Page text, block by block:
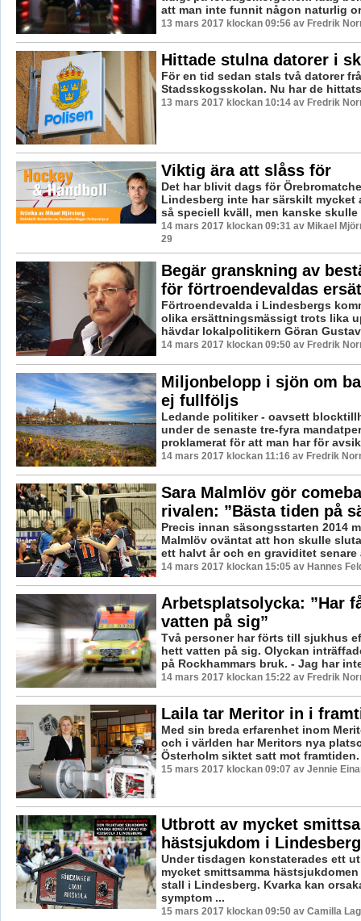
att man inte funnit någon naturlig
13 mars 2017 klockan 09:56 av Fredrik
Hittade stulna datorer i
För en tid sedan stals två datorer
Stadsskogsskolan. Nu har de
13 mars 2017 klockan 10:14 av Fredrik
Viktig ära att slåss för
Det har blivit dags för
Lindesberg inte har särskilt mycket
så speciell kväll, men kanske skulle
14 mars 2017 klockan 09:31 av Mikael
29
Begär granskning av
för förtroendevaldas
Förtroendevalda i Lindesbergs
olika ersättningsmässigt trots lika
hävdar lokalpolitikern Göran
14 mars 2017 klockan 09:50 av Fredrik
Miljonbelopp i sjön om
ej fullföljs
Ledande politiker - oavsett
under de senaste tre-fyra
proklamerat för att man har för
14 mars 2017 klockan 11:16 av Fredrik
Sara Malmlöv gör
rivalen: ”Bästa tiden på
Precis innan säsongsstarten 2014
Malmlöv oväntat att hon skulle
ett halvt år och en graviditet senare
14 mars 2017 klockan 15:05 av Hannes
Arbetsplatsolycka: ”Har
vatten på sig”
Två personer har förts till sjukhus
hett vatten på sig. Olyckan
på Rockhammars bruk. - Jag har
14 mars 2017 klockan 15:22 av Fredrik
Laila tar Meritor in i
Med sin breda erfarenhet inom
och i världen har Meritors nya
Österholm siktet satt mot framtiden.
15 mars 2017 klockan 09:07 av Jennie
Utbrott av mycket
hästsjukdom i Lindesberg
Under tisdagen konstaterades ett
mycket smittsamma
stall i Lindesberg. Kvarka kan
symptom ...
15 mars 2017 klockan 09:50 av Camilla